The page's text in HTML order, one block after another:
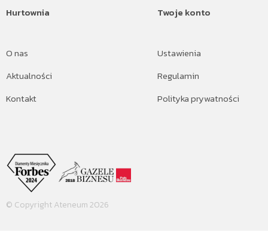
Hurtownia
O nas
Aktualności
Kontakt
Twoje konto
Ustawienia
Regulamin
Polityka prywatności
© Copyright Ateneum 2026